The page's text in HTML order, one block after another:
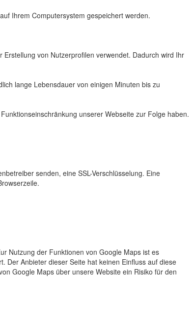
Ihrem Computersystem gespeichert werden.
von Nutzerprofilen verwendet. Dadurch wird Ihr
lange Lebensdauer von einigen Minuten bis zu
unserer Webseite zur Folge haben.
senden, eine SSL-Verschlüsselung. Eine
Nutzung der Funktionen von Google Maps ist es
Der Anbieter dieser Seite hat keinen Einfluss auf diese
Google Maps über unsere Website ein Risiko für den